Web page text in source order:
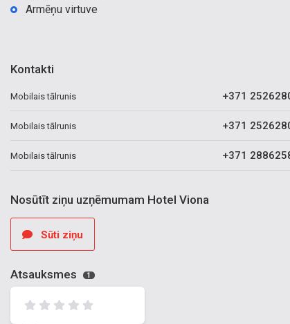
Armēņu virtuve
Kontakti
Mobilais tālrunis +371
Mobilais tālrunis +371
Mobilais tālrunis +371
Nosūtīt ziņu uzņēmumam Hotel Viona
Sūti ziņu
Atsauksmes 1